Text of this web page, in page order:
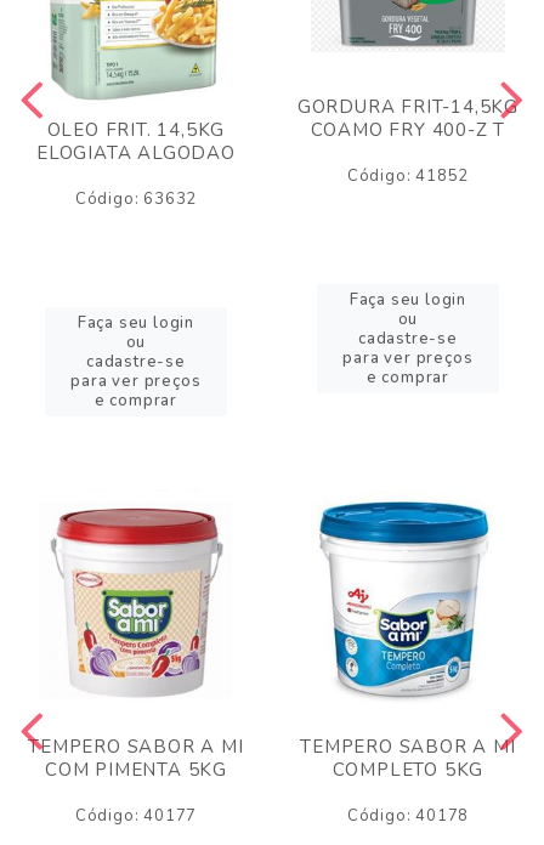
OLEO FRIT. 14,5KG
ELOGIATA ALGODAO
Código: 63632
Faça seu login
ou
cadastre-se
para ver preços
e comprar
GORDURA FRIT-14,5KG
COAMO FRY 400-Z T
Código: 41852
Faça seu login
ou
cadastre-se
para ver preços
e comprar
TEMPERO SABOR A MI
COM PIMENTA 5KG
Código: 40177
TEMPERO SABOR A MI
COMPLETO 5KG
Código: 40178